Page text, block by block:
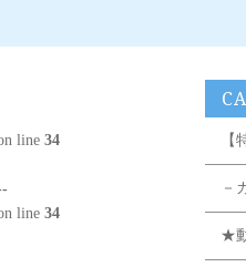
line34
line34
－
★